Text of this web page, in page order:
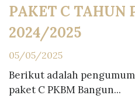
PAKET C TAHUN
2024/2025
05/05/2025
Berikut adalah
paket C PKBM Bangun...